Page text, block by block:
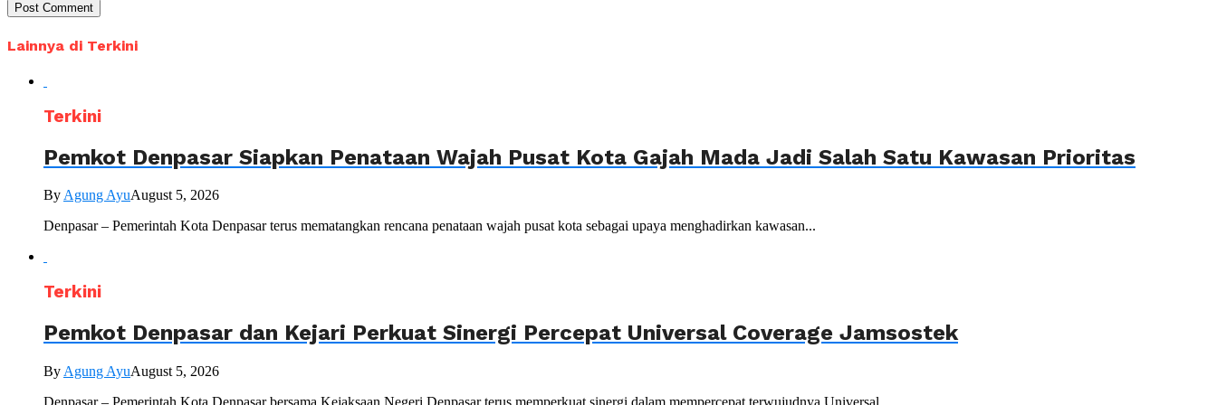
Lainnya di Terkini
Terkini
Pemkot Denpasar Siapkan Penataan Wajah Pusat Kota Gajah Mada Jadi Salah Satu Kawasan Prioritas
ByAgung AyuAugust 5, 2026
Denpasar – Pemerintah Kota Denpasar terus mematangkan rencana penataan wajah pusat kota sebagai upaya menghadirkan kawasan...
Terkini
Pemkot Denpasar dan Kejari Perkuat Sinergi Percepat Universal Coverage Jamsostek
By Agung AyuAugust 5, 2026
Denpasar – Pemerintah Kota Denpasar bersama Kejaksaan Negeri Denpasar terus memperkuat sinergi dalam mempercepat terwujudnya Universal...